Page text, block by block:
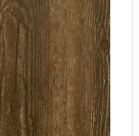
Classen
CorkArt Vinyl
CronaFloor
Damy Floor
Decoria